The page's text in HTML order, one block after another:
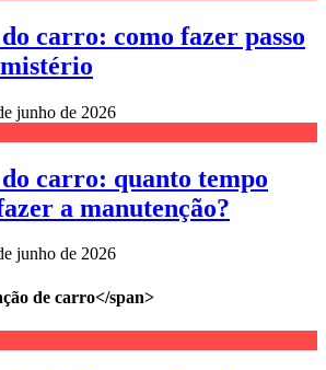
carro: como fazer passo
mistério
junho de 2026
carro: quanto tempo
a manutenção?
junho de 2026
de carro</span>